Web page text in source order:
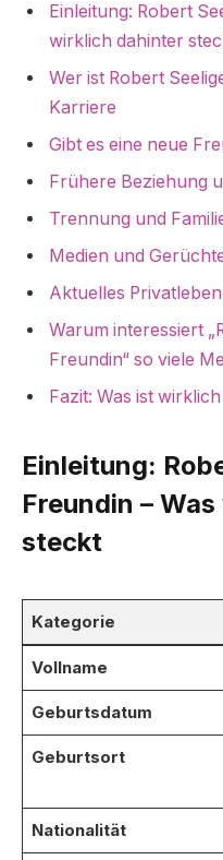
Einleitung: Robert
wirklich dahinter
Wer ist Robert
Karriere
Gibt es eine neue
Frühere Beziehung
Trennung und
Medien und
Aktuelles
Warum interessiert
Freundin“ so viele
Fazit: Was ist
Einleitung:
Freundin –
steckt
Kategorie
Vollname
Geburtsdatum
Geburtsort
Nationalität